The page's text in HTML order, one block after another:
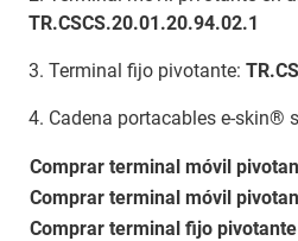
TR.CSCS.20.01.20.94.02.1
3. Terminal fijo pivotante:
4. Cadena portacables e-skin®
Comprar terminal móvil
Comprar terminal móvil
Comprar terminal fijo pivotante